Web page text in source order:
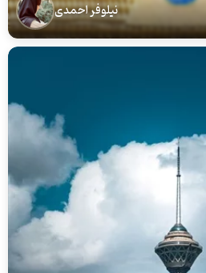
نیلوفر احمدی